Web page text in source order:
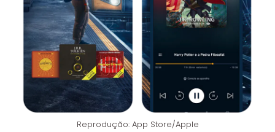
Reprodução: App Store/Apple